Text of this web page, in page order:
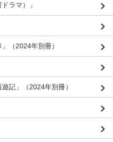
ラマ）」
（2024年別冊）
記」（2024年別冊）